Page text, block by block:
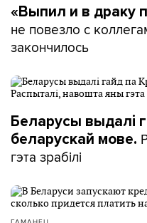
«Выпил и в драку
не повезло с
закончилось
Беларусы выдалі
беларускай мове.
гэта зрабілі